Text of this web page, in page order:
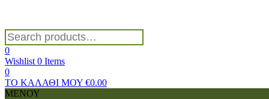
Search
for:
0
Wishlist 0 Items
0
ΤΟ ΚΑΛΑΘΙ ΜΟΥ €0.00
ΜΕΝΟΥ